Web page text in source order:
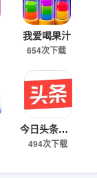
我爱喝果汁
654次下载
今日头条极速版下载
494次下载